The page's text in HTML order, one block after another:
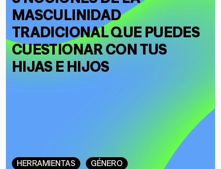
DONACIONES
ESPECIALES
MASCULINIDAD
TRADICIONAL QUE PUEDES
CUESTIONAR CON TUS
HIJAS E HIJOS
HERRAMIENTAS
GÉNERO